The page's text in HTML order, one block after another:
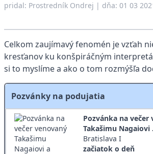
pridal: Prostredník Ondrej | dňa: 01 03
Celkom zaujímavý fenomén je vzťah
kresťanov ku konšpiráčným
si to myslíme a ako o tom rozmýšľa
Pozvánky na podujatia
Pozvánka na večer
Takašimu Nagaiovi
Bratislava I
začiatok o deň